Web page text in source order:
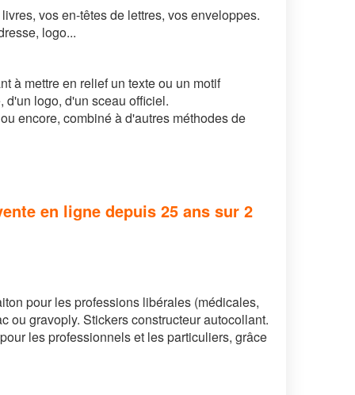
vos en-têtes de lettres, vos enveloppes.
logo...
à mettre en relief un texte ou un motif
d'un logo, d'un sceau officiel.
encore, combiné à d'autres méthodes de
en ligne depuis 25 ans sur 2
pour les professions libérales (médicales,
ou gravoply. Stickers constructeur autocollant.
les professionnels et les particuliers, grâce